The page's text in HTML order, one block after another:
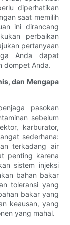
diperhatikan
saat memilih
ini dirancang
perbaikan
pertanyaan
Anda dapat
dompet Anda.
dan Mengapa
pasokan
sebelum
karburator,
sederhana:
terkadang air
penting karena
sistem injeksi
bahan bakar
toleransi yang
bakar yang
keausan, yang
yang mahal.